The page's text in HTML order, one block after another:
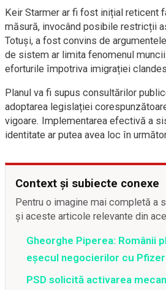
Keir Starmer ar fi fost inițial reticent
măsură, invocând posibile restricții
Totuși, a fost convins de
de sistem ar limita fenomenul
eforturile împotriva imigrației
Planul va fi supus consultărilor
adoptarea legislației
vigoare. Implementarea efectivă a
identitate ar putea avea loc în
Context și subiecte conexe
Pentru o imagine mai completă a
și aceste articole relevante din
Gheorghe Piperea: Românii
eșecul negocierilor cu Pfizer
PSD solicită activarea